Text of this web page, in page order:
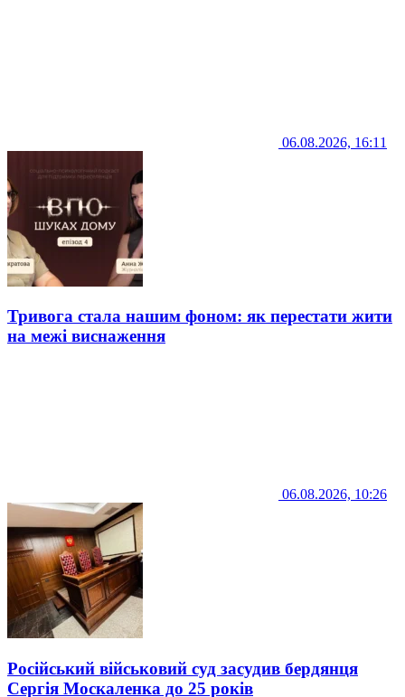
06.08.2026, 16:11
Тривога стала нашим фоном: як перестати жити
на межі виснаження
06.08.2026, 10:26
Російський військовий суд засудив бердянця
Сергія Москаленка до 25 років